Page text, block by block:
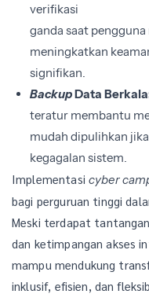
verifikasi
ganda saat
meningkatkan
signifikan.
BackupData
teratur membantu
mudah dipulihkan
kegagalan sistem.
Implementasi cyber
bagi perguruan tinggi
Meski terdapat
dan ketimpangan akses
mampu mendukung
inklusif, efisien, dan